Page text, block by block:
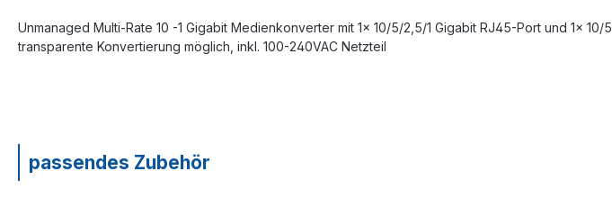
Unmanaged Multi-Rate 10 -1 Gigabit Medienkonverter mit 1x 10/5/2,5/1 Gigabit RJ45-Port und 1x 10/
transparente Konvertierung möglich, inkl. 100-240VAC Netzteil
passendes Zubehör